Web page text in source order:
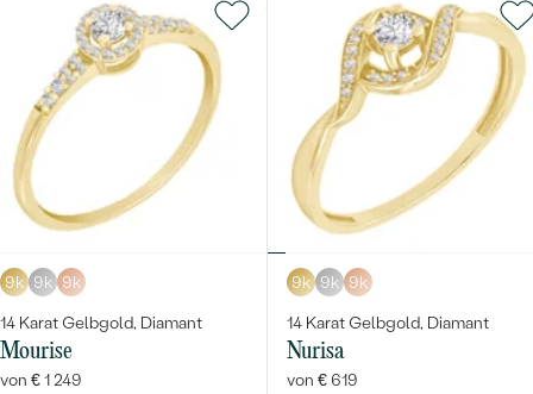
9k 9k 9k
14 Karat Gelbgold, Diamant
Mourise
von € 1 249
9k 9k 9k
14 Karat Gelbgold, Diamant
Nurisa
von € 619